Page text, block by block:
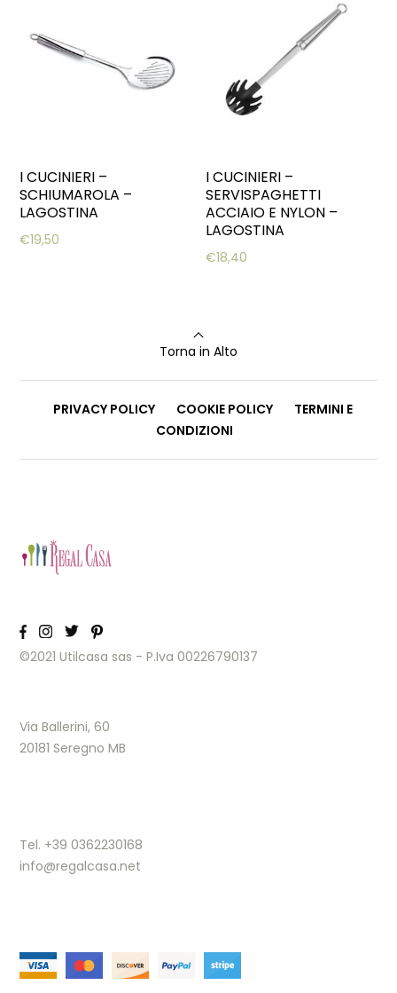
I CUCINIERI –
SCHIUMAROLA –
LAGOSTINA
€19,50
I CUCINIERI –
SERVISPAGHETTI
ACCIAIO E NYLON –
LAGOSTINA
€18,40
Torna in Alto
PRIVACY POLICY COOKIE POLICY
TERMINI E
CONDIZIONI
©2021 Utilcasa sas - P.Iva 00226790137
Via Ballerini, 60
20181 Seregno MB
Tel. +39 0362230168
info@regalcasa.net